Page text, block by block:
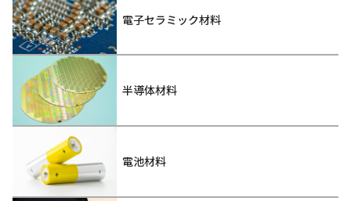
電子セラミック材料
半導体材料
電池材料